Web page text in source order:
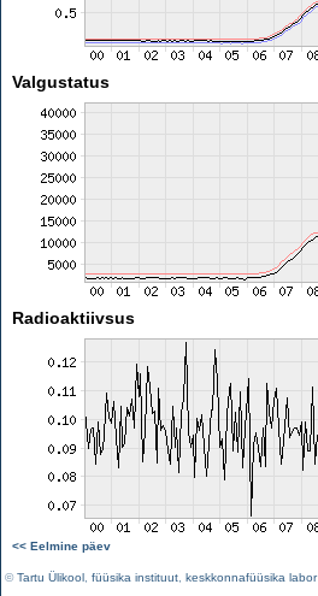
Valgustatus
Radioaktiivsus
<< Eelmine päev
©Tartu Ülikool füüsika instituut keskkonnafüüsika labor